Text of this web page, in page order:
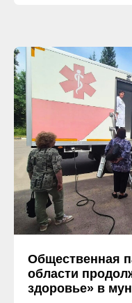
Общественная
области
здоровье» в